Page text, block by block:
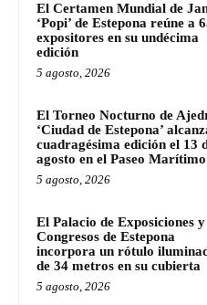
El Certamen Mundial de
‘Popi’ de Estepona reúne a
expositores en su undécima
edición
5 agosto, 2026
El Torneo Nocturno de
‘Ciudad de Estepona’
cuadragésima edición el 13
agosto en el Paseo Marítimo
5 agosto, 2026
El Palacio de Exposiciones y
Congresos de Estepona
incorpora un rótulo
de 34 metros en su cubierta
5 agosto, 2026